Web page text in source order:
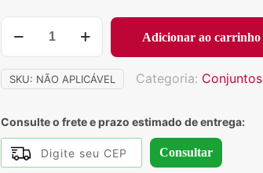
Albânia
Adicionar ao carrinho
SKU: NÃO APLICÁVEL Categoria: Conjuntos
Consulte o frete e prazo estimado de entrega:
Consultar